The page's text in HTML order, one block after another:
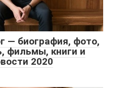
— биография, фото,
фильмы, книги и
2020